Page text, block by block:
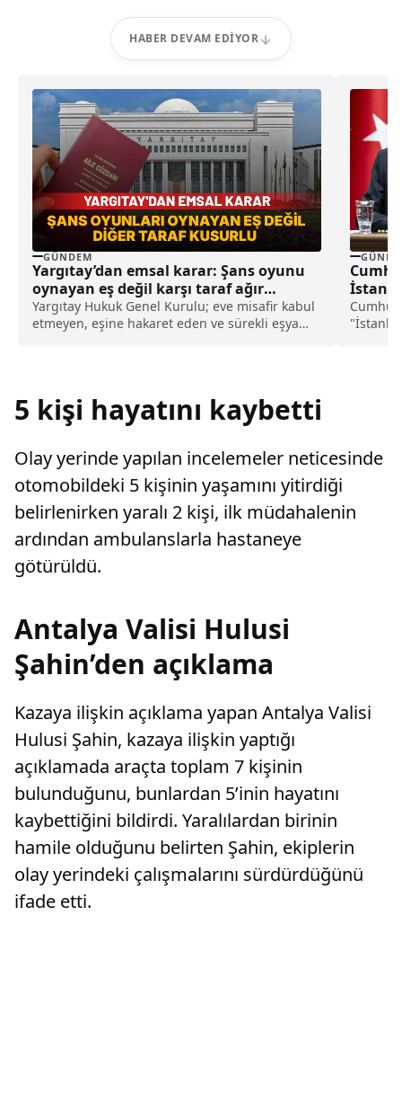
HABER DEVAM EDIYOR
GÜNDEM
Yargıtay’dan emsal karar: Şans oyunu
oynayan eş değil karşı taraf ağır
kusurlu sayıldı
Yargıtay Hukuk Genel Kurulu; eve misafir kabul
etmeyen, eşine hakaret eden ve sürekli eşya
5 kişi hayatını kaybetti
Olay yerinde yapılan incelemeler neticesinde
otomobildeki 5 kişinin yaşamını yitirdiği
belirlenirken yaralı 2 kişi, ilk müdahalenin
ardından ambulanslarla hastaneye
götürüldü.
Antalya Valisi Hulusi
Şahin’den açıklama
Kazaya ilişkin açıklama yapan Antalya Valisi
Hulusi Şahin, kazaya ilişkin yaptığı
açıklamada araçta toplam 7 kişinin
bulunduğunu, bunlardan 5’inin hayatını
kaybettiğini bildirdi. Yaralılardan birinin
hamile olduğunu belirten Şahin, ekiplerin
olay yerindeki çalışmalarını sürdürdüğünü
ifade etti.